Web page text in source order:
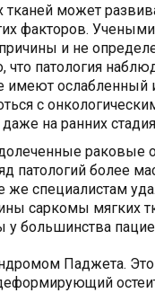
тканей может
факторов.
и не
что патология
имеют ослабленный
с
на ранних
раковые
патологий более
же специалистам
саркомы мягких
большинства
Паджета. Это